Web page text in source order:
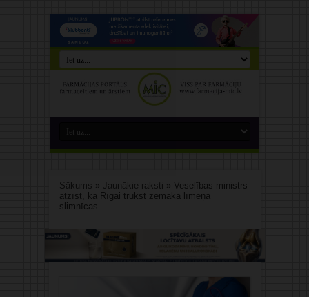
Sākums » Jaunākie raksti » Veselības ministrs
atzīst, ka Rīgai trūkst zemākā līmeņa
slimnīcas